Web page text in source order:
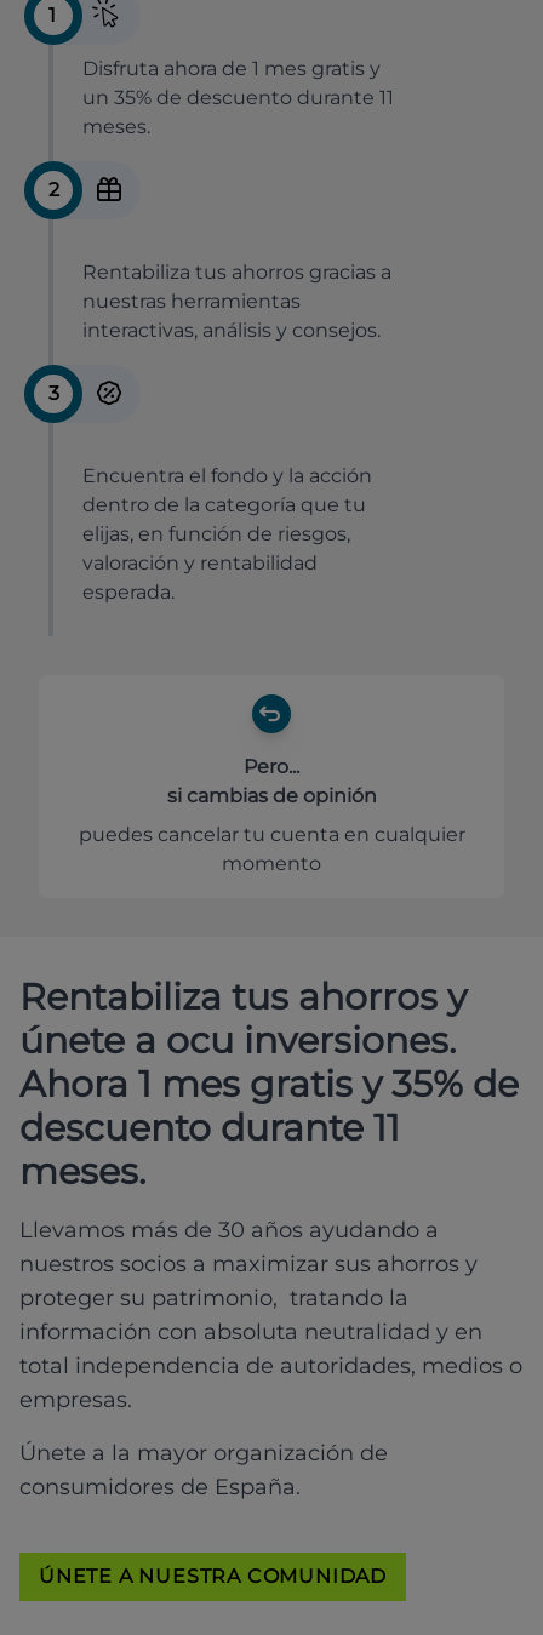
1
Disfruta ahora de 1 mes gratis y
un 35% de descuento durante 11
meses.
2
Rentabiliza tus ahorros gracias a
nuestras herramientas
interactivas, análisis y consejos.
3
Encuentra el fondo y la acción
dentro de la categoría que tu
elijas, en función de riesgos,
valoración y rentabilidad
esperada.
Pero...
si cambias de opinión
puedes cancelar tu cuenta en cualquier
momento
Rentabiliza tus ahorros y
únete a ocu inversiones.
Ahora 1 mes gratis y 35% de
descuento durante 11
meses.
Llevamos más de 30 años ayudando a
nuestros socios a maximizar sus ahorros y
proteger su patrimonio, tratando la
información con absoluta neutralidad y en
total independencia de autoridades, medios o
empresas.
Únete a la mayor organización de
consumidores de España.
ÚNETE A NUESTRA COMUNIDAD